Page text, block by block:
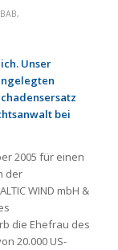
,
Unser
bei
2005 für einen
der
WIND mbH &
die Ehefrau des
20.000 US-